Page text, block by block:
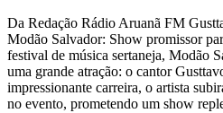
Da Redação Rádio Aruanã FM
Modão Salvador: Show promissor
festival de música sertaneja, Modão
uma grande atração: o cantor
impressionante carreira, o artista
no evento, prometendo um show